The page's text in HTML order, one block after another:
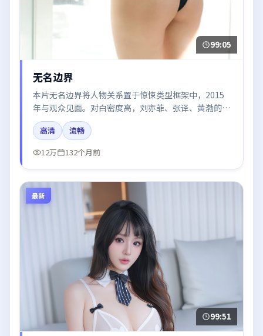
99:05
无名边界
本片无名边界将人物关系置于惊悚类型框架中，2015
年与观众见面。对白密度高，刘亦菲、张译、黄渤的台
词节奏值得关注；整体气质偏中国香港都市与冷色调摄
影。
高清
流畅
12万
132个月前
最新
99:51